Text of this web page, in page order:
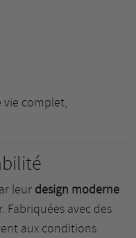
vie complet,
leur design moderne
Fabriquées avec des
aux conditions